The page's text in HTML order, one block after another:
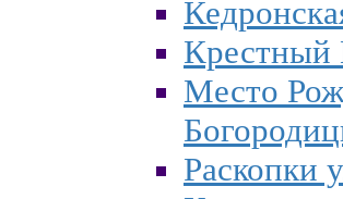
Крестный
Место
Раскопки